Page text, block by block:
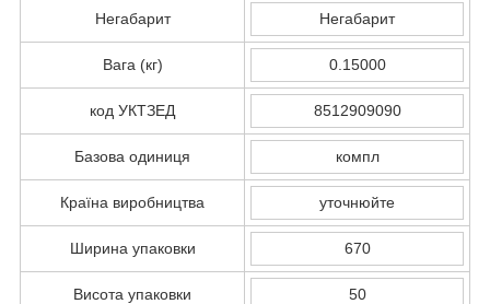
Негабарит Негабарит
Вага (кг) 0.15000
код УКТЗЕД 8512909090
Базова одиниця компл
Країна виробництва уточнюйте
Ширина упаковки 670
Висота упаковки 50